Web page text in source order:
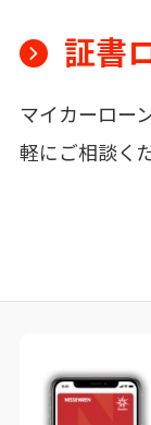
証書
マイカーロー
軽にご相談く